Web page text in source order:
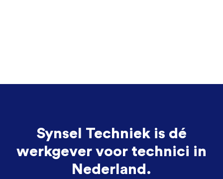
Synsel Techniek is dé
werkgever voor technici in
Nederland.